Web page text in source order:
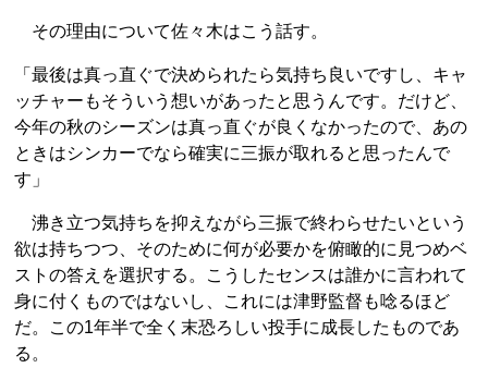
その理由について佐々木はこう話す。
「最後は真っ直ぐで決められたら気持ち良いですし、キャ
ッチャーもそういう想いがあったと思うんです。だけど、
今年の秋のシーズンは真っ直ぐが良くなかったので、あの
ときはシンカーでなら確実に三振が取れると思ったんで
す」
沸き立つ気持ちを抑えながら三振で終わらせたいという
欲は持ちつつ、そのために何が必要かを俯瞰的に見つめベ
ストの答えを選択する。こうしたセンスは誰かに言われて
身に付くものではないし、これには津野監督も唸るほど
だ。この1年半で全く末恐ろしい投手に成長したものであ
る。